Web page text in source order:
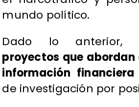
mundo político.
Dado lo anterior,
proyectos que abordan
información financiera
de investigación por